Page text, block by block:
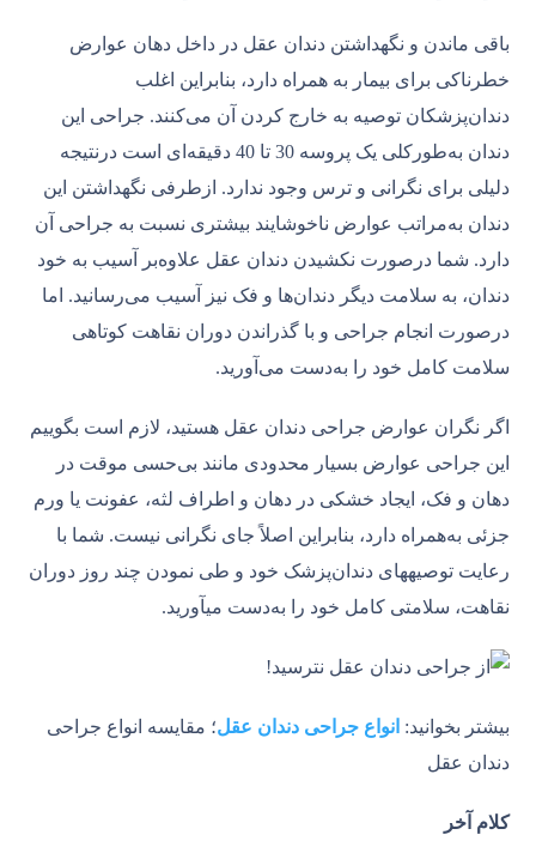
باقی ماندن و نگهداشتن دندان عقل در داخل دهان عوارض
خطرناکی برای بیمار به همراه دارد، بنابراین اغلب
دندان‌پزشکان توصیه به خارج کردن آن می‌کنند. جراحی این
دندان به‌طورکلی یک پروسه 30 تا 40 دقیقه‌ای است درنتیجه
دلیلی برای نگرانی و ترس وجود ندارد. ازطرفی نگهداشتن این
دندان به‌مراتب عوارض ناخوشایند بیشتری نسبت به جراحی آن
دارد. شما درصورت نکشیدن دندان عقل علاوه‌بر آسیب به خود
دندان، به سلامت دیگر دندان‌ها و فک نیز آسیب می‌رسانید. اما
درصورت انجام جراحی و با گذراندن دوران نقاهت کوتاهی
سلامت کامل خود را به‌دست می‌آورید.
اگر نگران عوارض جراحی دندان عقل هستید، لازم است بگوییم
این جراحی عوارض بسیار محدودی مانند بی‌حسی موقت در
دهان و فک، ایجاد خشکی در دهان و اطراف لثه، عفونت یا ورم
جزئی به‌همراه دارد، بنابراین اصلاً جای نگرانی نیست. شما با
رعایت توصیه‎های دندان‌پزشک خود و طی نمودن چند روز دوران
نقاهت، سلامتی کامل خود را به‌دست می‎آورید.
بیشتر بخوانید: انواع جراحی دندان عقل؛ مقایسه انواع جراحی
دندان عقل
کلام آخر